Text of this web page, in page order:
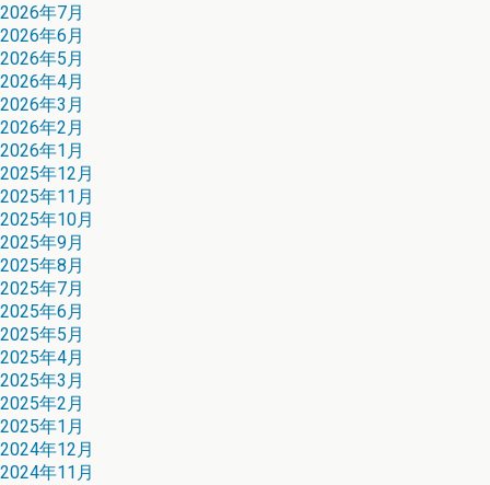
2026年7月
2026年6月
2026年5月
2026年4月
2026年3月
2026年2月
2026年1月
2025年12月
2025年11月
2025年10月
2025年9月
2025年8月
2025年7月
2025年6月
2025年5月
2025年4月
2025年3月
2025年2月
2025年1月
2024年12月
2024年11月